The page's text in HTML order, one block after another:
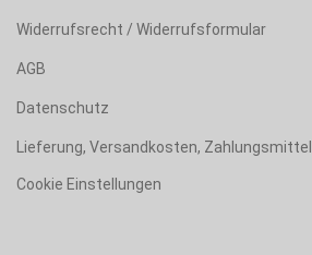
Widerrufsrecht / Widerrufsformular
AGB
Datenschutz
Lieferung, Versandkosten, Zahlungsmittel
Cookie Einstellungen